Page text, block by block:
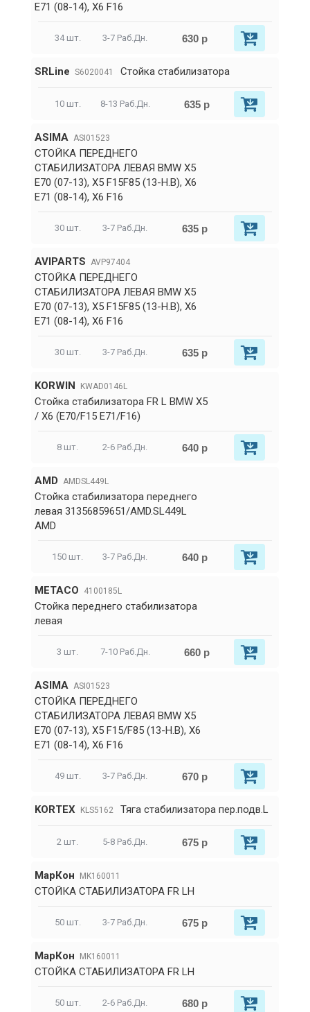
E71 (08-14), X6 F16
34 шт. 3-7 Раб.Дн. 630 р
SRLine S6020041 Стойка стабилизатора
10 шт. 8-13 Раб.Дн. 635 р
ASIMA ASI01523
СТОЙКА ПЕРЕДНЕГО
СТАБИЛИЗАТОРА ЛЕВАЯ BMW X5
E70 (07-13), X5 F15F85 (13-Н.В), X6
E71 (08-14), X6 F16
30 шт. 3-7 Раб.Дн. 635 р
AVIPARTS AVP97404
СТОЙКА ПЕРЕДНЕГО
СТАБИЛИЗАТОРА ЛЕВАЯ BMW X5
E70 (07-13), X5 F15F85 (13-Н.В), X6
E71 (08-14), X6 F16
30 шт. 3-7 Раб.Дн. 635 р
KORWIN KWAD0146L
Стойка стабилизатора FR L BMW X5
/ X6 (E70/F15 E71/F16)
8 шт. 2-6 Раб.Дн. 640 р
AMD AMDSL449L
Стойка стабилизатора переднего
левая 31356859651/AMD.SL449L
AMD
150 шт. 3-7 Раб.Дн. 640 р
METACO 4100185L
Стойка переднего стабилизатора
левая
3 шт. 7-10 Раб.Дн. 660 р
ASIMA ASI01523
СТОЙКА ПЕРЕДНЕГО
СТАБИЛИЗАТОРА ЛЕВАЯ BMW X5
E70 (07-13), X5 F15/F85 (13-Н.В), X6
E71 (08-14), X6 F16
49 шт. 3-7 Раб.Дн. 670 р
KORTEX KLS5162 Тяга стабилизатора пер.подв.L
2 шт. 5-8 Раб.Дн. 675 р
МарКон MK160011
СТОЙКА СТАБИЛИЗАТОРА FR LH
50 шт. 3-7 Раб.Дн. 675 р
МарКон MK160011
СТОЙКА СТАБИЛИЗАТОРА FR LH
50 шт. 2-6 Раб.Дн. 680 р